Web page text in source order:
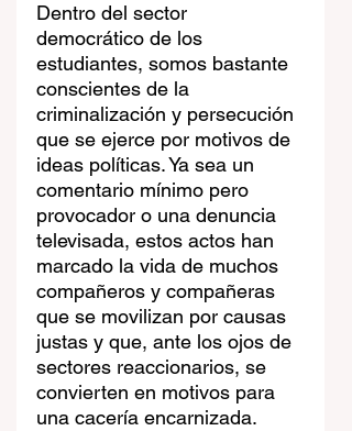
Dentro del sector
democrático de los
estudiantes, somos bastante
conscientes de la
criminalización y persecución
que se ejerce por motivos de
ideas políticas. Ya sea un
comentario mínimo pero
provocador o una denuncia
televisada, estos actos han
marcado la vida de muchos
compañeros y compañeras
que se movilizan por causas
justas y que, ante los ojos de
sectores reaccionarios, se
convierten en motivos para
una cacería encarnizada.